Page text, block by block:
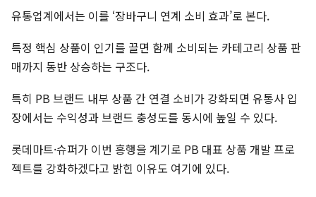
유통업계에서는 이를 ‘장바구니 연계 소비 효과’로 본다.
특정 핵심 상품이 인기를 끌면 함께 소비되는 카테고리 상품 판
매까지 동반 상승하는 구조다.
특히 PB 브랜드 내부 상품 간 연결 소비가 강화되면 유통사 입
장에서는 수익성과 브랜드 충성도를 동시에 높일 수 있다.
롯데마트·슈퍼가 이번 흥행을 계기로 PB 대표 상품 개발 프로
젝트를 강화하겠다고 밝힌 이유도 여기에 있다.